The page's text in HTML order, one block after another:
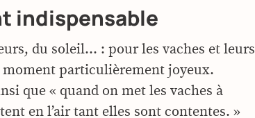
indispensable
du soleil… : pour les vaches et leurs
moment particulièrement joyeux.
que « quand on met les vaches à
en l’air tant elles sont contentes. »